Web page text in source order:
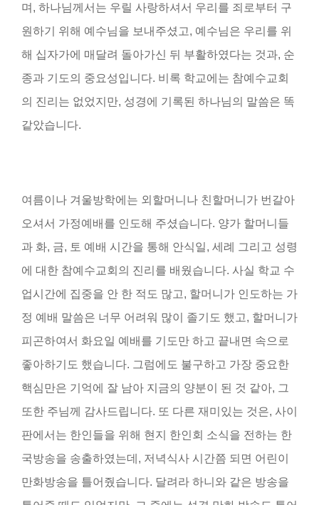
며, 하나님께서는 우릴 사랑하셔서 우리를 죄로부터 구
원하기 위해 예수님을 보내주셨고, 예수님은 우리를 위
해 십자가에 매달려 돌아가신 뒤 부활하였다는 것과, 순
종과 기도의 중요성입니다. 비록 학교에는 참예수교회
의 진리는 없었지만, 성경에 기록된 하나님의 말씀은 똑
같았습니다.
여름이나 겨울방학에는 외할머니나 친할머니가 번갈아
오셔서 가정예배를 인도해 주셨습니다. 양가 할머니들
과 화, 금, 토 예배 시간을 통해 안식일, 세례 그리고 성령
에 대한 참예수교회의 진리를 배웠습니다. 사실 학교 수
업시간에 집중을 안 한 적도 많고, 할머니가 인도하는 가
정 예배 말씀은 너무 어려워 많이 졸기도 했고, 할머니가
피곤하여서 화요일 예배를 기도만 하고 끝내면 속으로
좋아하기도 했습니다. 그럼에도 불구하고 가장 중요한
핵심만은 기억에 잘 남아 지금의 양분이 된 것 같아, 그
또한 주님께 감사드립니다. 또 다른 재미있는 것은, 사이
판에서는 한인들을 위해 현지 한인회 소식을 전하는 한
국방송을 송출하였는데, 저녁식사 시간쯤 되면 어린이
만화방송을 틀어줬습니다. 달려라 하니와 같은 방송을